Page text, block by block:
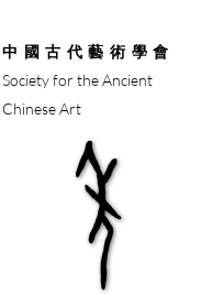
中國古代藝術學會
Society for the Ancient
Chinese Art